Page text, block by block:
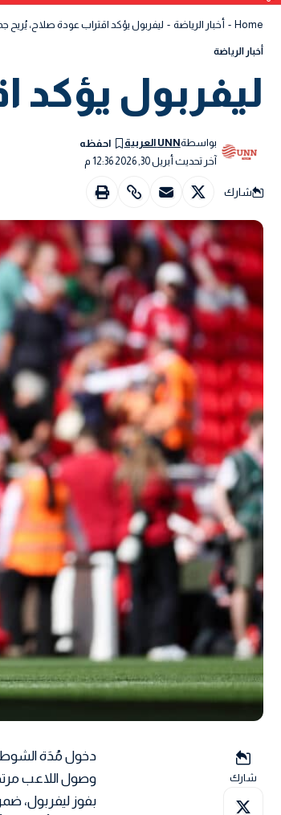
Home
- أخبار الرياضة - ليفربول يؤكد اقتراب عودة صلاح، يُريح
أخبار الرياضة
ليفربول يؤكد
آخر تحديث أبريل 30, 2026 12:36 م
بواسطةUNN العربية
شارك
شارك
دخول مُدَة الشوط
بفوز ليفربول،